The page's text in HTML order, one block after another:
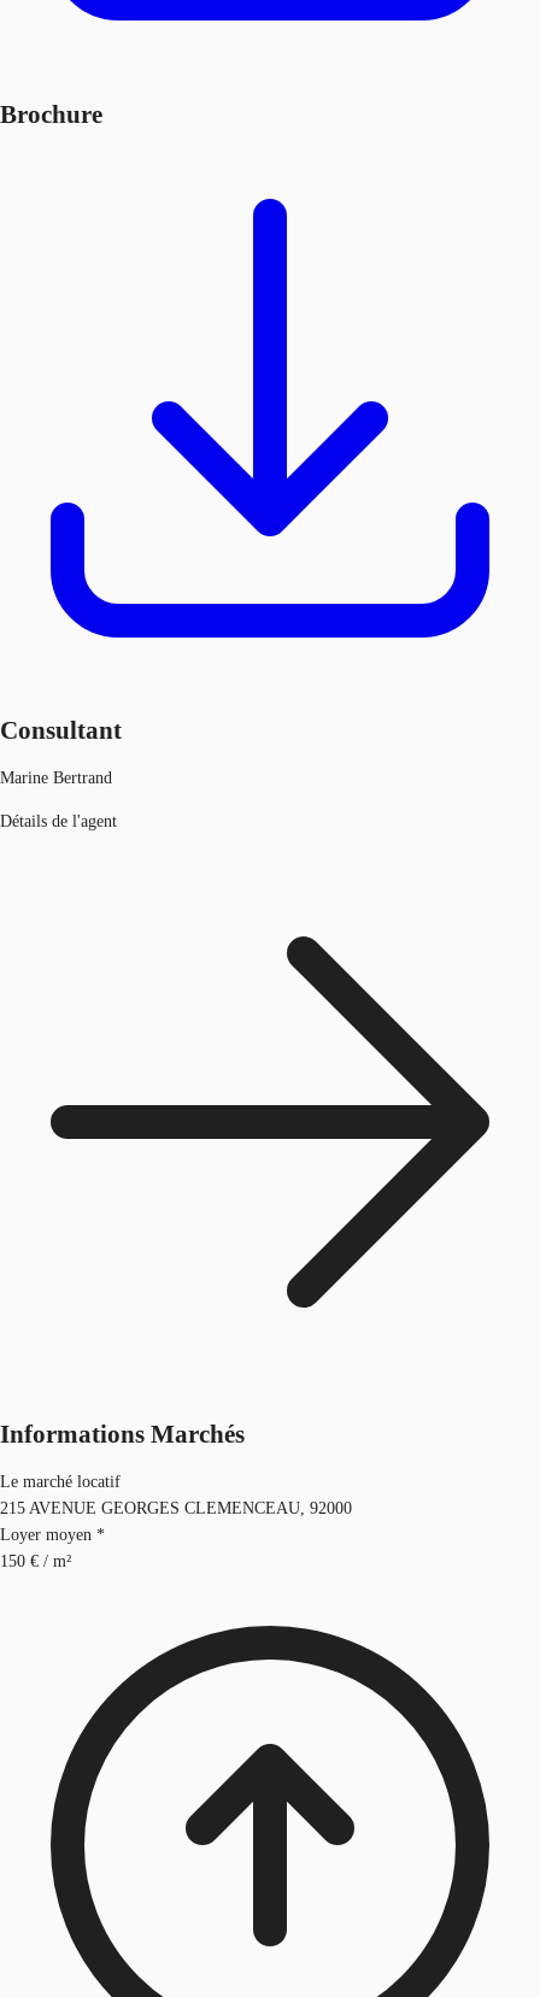
Brochure
Consultant
Marine Bertrand
Détails de l'agent
Informations Marchés
Le marché locatif
215 AVENUE GEORGES CLEMENCEAU, 92000
Loyer moyen *
150 € / m²